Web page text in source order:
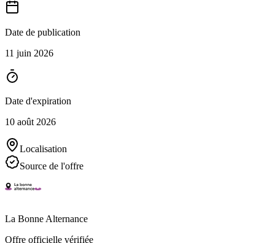
Date de publication
11 juin 2026
Date d'expiration
10 août 2026
Localisation
Source de l'offre
La Bonne Alternance
Offre officielle vérifiée